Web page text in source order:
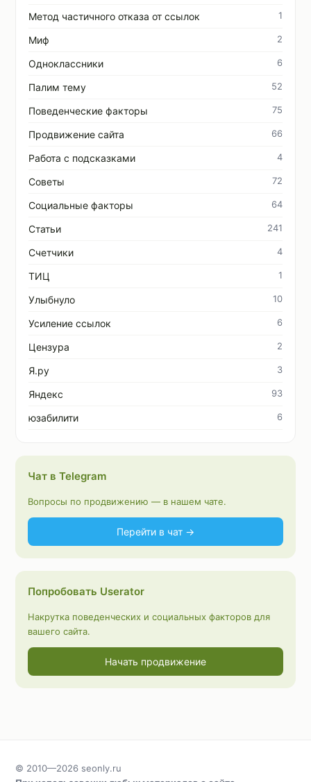
Метод частичного отказа от ссылок 1
Миф 2
Одноклассники 6
Палим тему 52
Поведенческие факторы 75
Продвижение сайта 66
Работа с подсказками 4
Советы 72
Социальные факторы 64
Статьи 241
Счетчики 4
ТИЦ 1
Улыбнуло 10
Усиление ссылок 6
Цензура 2
Я.ру 3
Яндекс 93
юзабилити 6
Чат в Telegram
Вопросы по продвижению — в нашем чате.
Перейти в чат →
Попробовать Userator
Накрутка поведенческих и социальных факторов для
вашего сайта.
Начать продвижение
© 2010—2026 seonly.ru